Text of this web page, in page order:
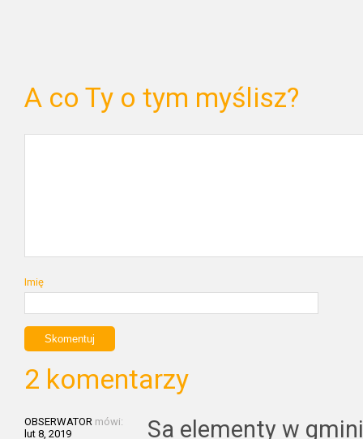
A co Ty o tym myślisz?
Imię
2 komentarzy
OBSERWATOR mówi:
lut 8, 2019
Sa elementy w